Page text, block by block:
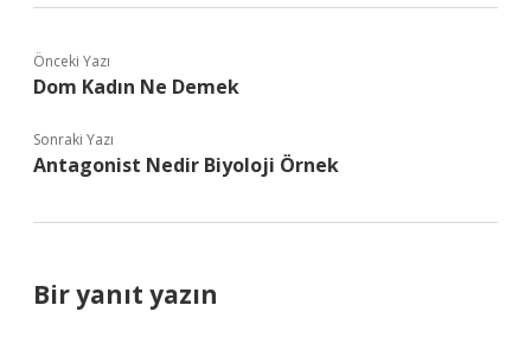
Önceki Yazı
Dom Kadın Ne Demek
Sonraki Yazı
Antagonist Nedir Biyoloji Örnek
Bir yanıt yazın